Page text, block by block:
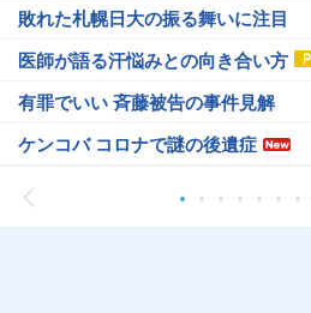
敗れた札幌日大の振る舞いに注目
医師が語る汗悩みとの向き合い方
有罪でいい 斉藤被告の事件見解
ケンコバ コロナで謎の後遺症